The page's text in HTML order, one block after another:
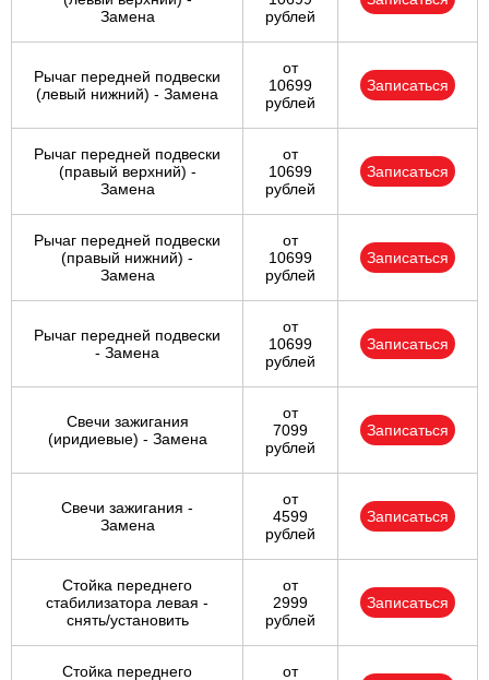
Замена
рублей
Рычаг передней подвески
(левый нижний) - Замена
от
10699
рублей
Записаться
Рычаг передней подвески
(правый верхний) -
Замена
от
10699
рублей
Записаться
Рычаг передней подвески
(правый нижний) -
Замена
от
10699
рублей
Записаться
Рычаг передней подвески
- Замена
от
10699
рублей
Записаться
Свечи зажигания
(иридиевые) - Замена
от
7099
рублей
Записаться
Свечи зажигания -
Замена
от
4599
рублей
Записаться
Стойка переднего
стабилизатора левая -
снять/установить
от
2999
рублей
Записаться
Стойка переднего от